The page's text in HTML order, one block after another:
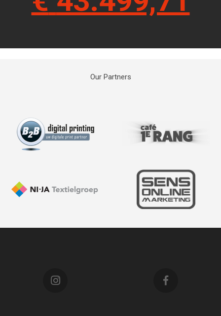
Our Partners